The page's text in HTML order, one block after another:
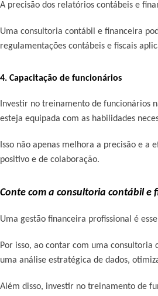
A precisão dos relatórios contábeis e
Uma consultoria contábil e financeira
regulamentações contábeis e fiscais
4. Capacitação de funcionários
Investir no treinamento de funcionários
esteja equipada com as habilidades
Isso não apenas melhora a precisão e
positivo e de colaboração.
Conte com a consultoria contábil e
Uma gestão financeira profissional é
Por isso, ao contar com uma
uma análise estratégica de dados,
Além disso, investir no treinamento de